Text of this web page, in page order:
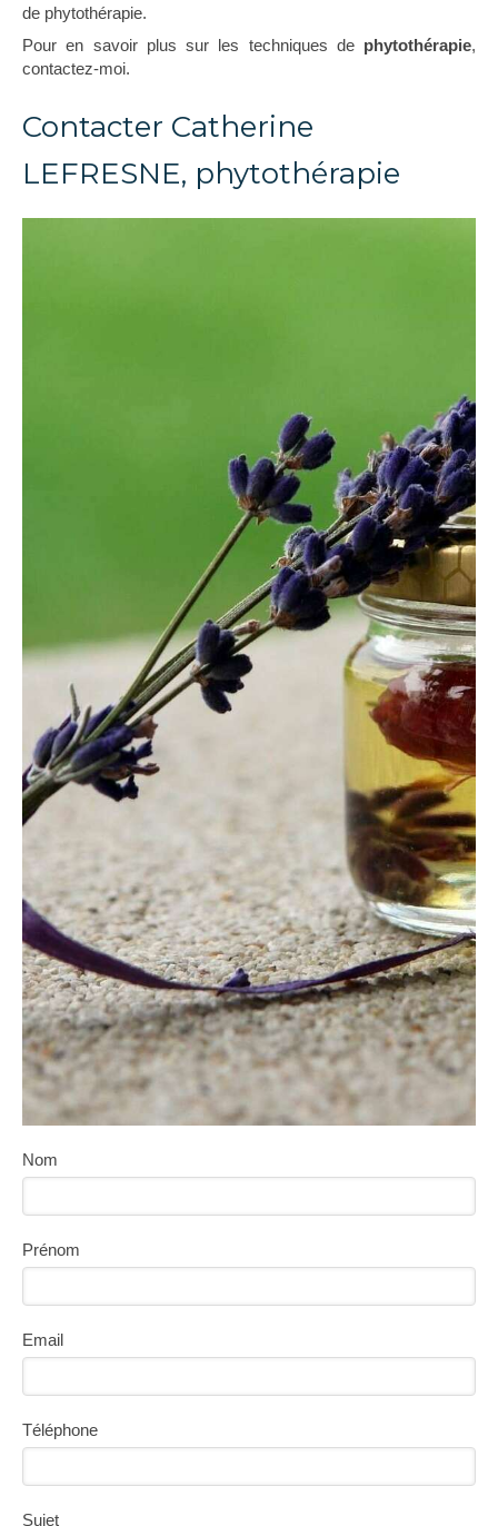
de phytothérapie.
Pour en savoir plus sur les techniques de phytothérapie,
contactez-moi.
Contacter Catherine
LEFRESNE, phytothérapie
Nom
Prénom
Email
Téléphone
Sujet